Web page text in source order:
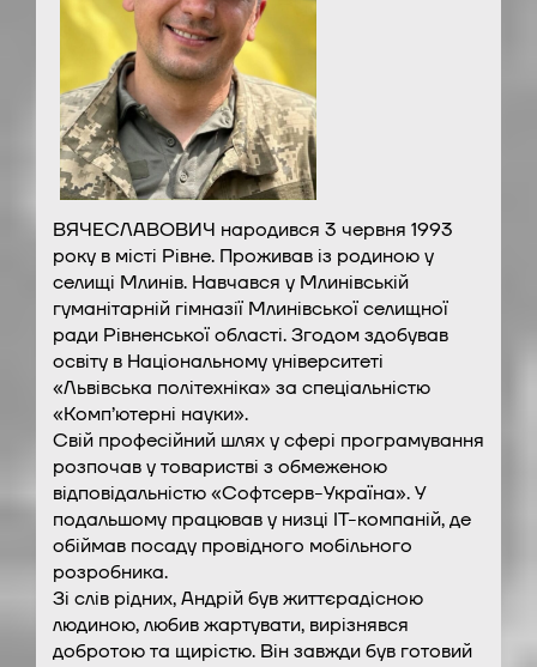
ВЯЧЕСЛАВОВИЧ народився 3 червня 1993
року в місті Рівне. Проживав із родиною у
селищі Млинів. Навчався у Млинівській
гуманітарній гімназії Млинівської селищної
ради Рівненської області. Згодом здобував
освіту в Національному університеті
«Львівська політехніка» за спеціальністю
«Комп’ютерні науки».
Свій професійний шлях у сфері програмування
розпочав у товаристві з обмеженою
відповідальністю «Софтсерв-Україна». У
подальшому працював у низці ІТ-компаній, де
обіймав посаду провідного мобільного
розробника.
Зі слів рідних, Андрій був життєрадісною
людиною, любив жартувати, вирізнявся
добротою та щирістю. Він завжди був готовий